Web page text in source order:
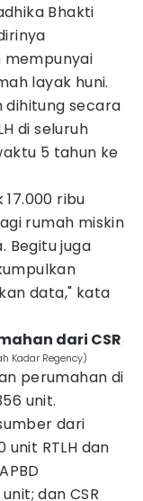
Bhakti
mempunyai
layak huni.
dihitung secara
di seluruh
5 tahun ke
ribu
rumah miskin
Begitu juga
data," kata
dari CSR
Kadar Regency)
perumahan di
unit.
dari
unit RTLH dan
dan CSR